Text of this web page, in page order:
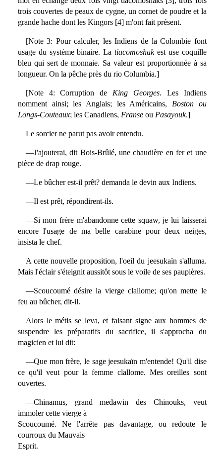
trois couvertes de peaux de cygne, un cornet de poudre et la
grande hache dont les Kingors [4] m'ont fait présent.
[Note 3: Pour calculer, les Indiens de la Colombie font
usage du système binaire. Latiacomoshakest use coquille
bleu qui sert de monnaie. Sa valeur est proportionnée à sa
longueur. On la pêche près du rio Columbia.]
[Note 4: Corruption de King Georges. Les Indiens
nomment ainsi; les Anglais; les Américains, Boston ou
Longs-Couteaux; les Canadiens, Franseou Pasayouk.]
Le sorcier ne parut pas avoir entendu.
—J'ajouterai, dit Bois-Brûlé, une chaudière en fer et une
pièce de drap rouge.
—Le bûcher est-il prêt? demanda le devin aux Indiens.
—Il est prêt, répondirent-ils.
—Si mon frère m'abandonne cette squaw, je lui laisserai
encore l'usage de ma belle carabine pour deux neiges,
insista le chef.
A cette nouvelle proposition, l'oeil du jeesukaïn s'alluma.
Mais l'éclair s'éteignit aussitôt sous le voile de ses paupières.
—Scoucoumé désire la vierge clallome; qu'on mette le
feu au bûcher, dit-il.
Alors le métis se leva, et faisant signe aux hommes de
suspendre les préparatifs du sacrifice, il s'approcha du
magicien et lui dit:
—Que mon frère, le sage jeesukaïn m'entende! Qu'il dise
ce qu'il veut pour la femme clallome. Mes oreilles sont
ouvertes.
—Chinamus, grand medawin des Chinouks, veut
immoler cette vierge à
Scoucoumé. Ne l'arrête pas davantage, ou redoute le
courroux du Mauvais
Esprit.